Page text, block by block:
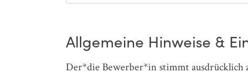
Allgemeine Hinweise &
Der*die Bewerber*in stimmt